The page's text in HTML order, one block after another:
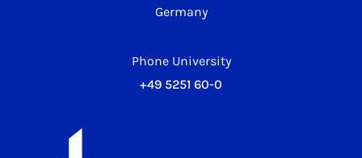
Germany
Phone University
+49 5251 60-0